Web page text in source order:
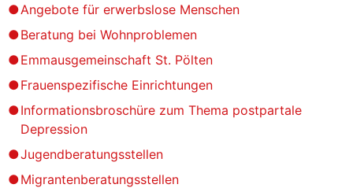
Angebote für erwerbslose Menschen
Beratung bei Wohnproblemen
Emmausgemeinschaft St. Pölten
Frauenspezifische Einrichtungen
Informationsbroschüre zum Thema postpartale
Depression
Jugendberatungsstellen
Migrantenberatungsstellen